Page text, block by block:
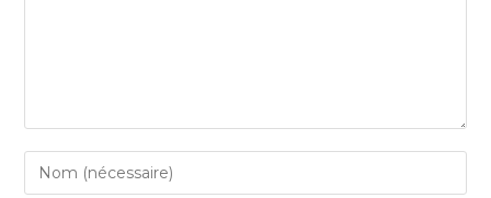
Enter
your